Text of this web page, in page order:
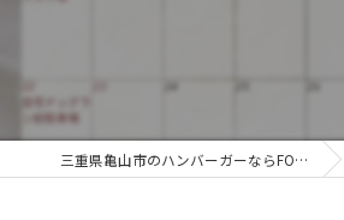
三重県亀山市のハンバーガーならFOOT LOOSE